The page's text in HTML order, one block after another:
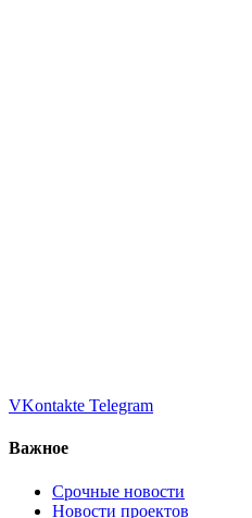
VKontakte Telegram
Важное
Срочные новости
Новости проектов